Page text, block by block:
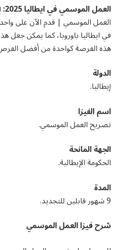
العمل الموسمي في ايطاليا 2025:
العمل الموسمي | قدم الآن على
في ايطاليا باوروبا، كما يمكن جعل
هذه الفرصة كواحدة من أفضل الفرص
الدولة
إيطاليا.
اسم الفيزا
تصريح العمل الموسمي.
الجهة المانحة
الحكومة الإيطالية.
المدة
9 شهور قابلين للتجديد.
شرح فيزا العمل الموسمي